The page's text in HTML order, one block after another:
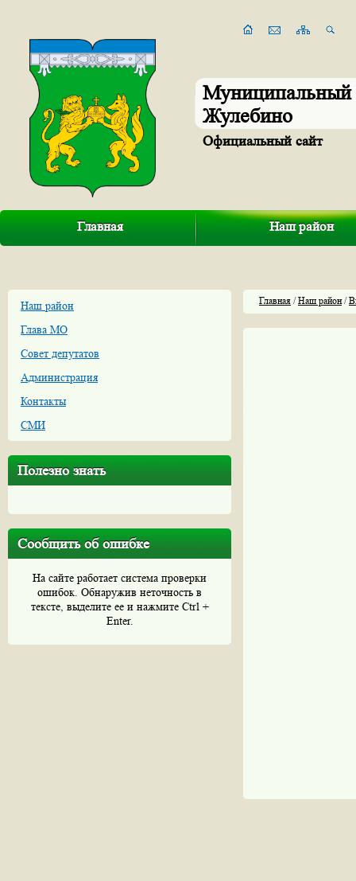
Муниципальный
Жулебино
Официальный сайт
Главная Наш район
Наш район
Глава МО
Совет депутатов
Администрация
Контакты
СМИ
Полезно знать
Сообщить об ошибке
На сайте работает система проверки
ошибок. Обнаружив неточность в
тексте, выделите ее и нажмите Ctrl +
Enter.
Главная /Наш район/